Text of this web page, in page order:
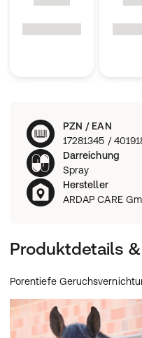
PZN / EAN
17281345 /
Darreichung
Spray
Hersteller
ARDAP CARE
Produktdetails
Porentiefe